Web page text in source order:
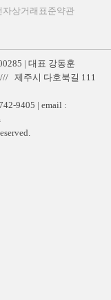
자상거래표준약관
| 대표 강동훈
제주시 다호북길 111
9405 | email :